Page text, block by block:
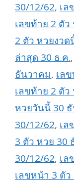
30/12/62, เล
เลขท้าย 2 ตั
2 ตัว หวยงว
ล่าสุด 30 ธ.ค.,
ธันวาคม, เล
เลขท้าย 2 ตั
หวยวันนี้ 30
30/12/62, เล
3 ตัว หวย 30
30/12/62, เล
เลขหน้า 3 ตั